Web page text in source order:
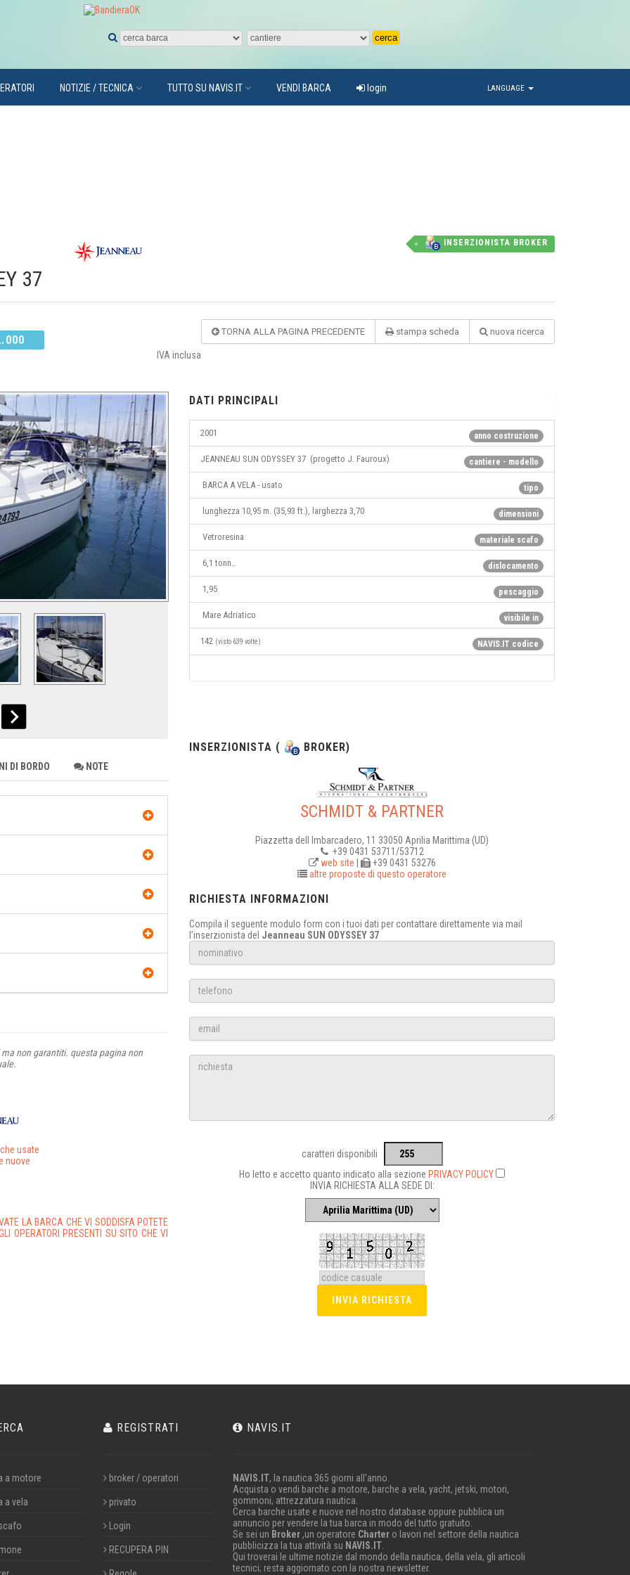
LANGUAGE
NOTIZIE / TECNICA TUTTO SU NAVIS.IT VENDI BARCA login
INSERZIONISTA BROKER
37
TORNA ALLA PAGINA PRECEDENTE stampa scheda nuova ricerca
IVA inclusa
DATI PRINCIPALI
anno costruzione
2001
cantiere - modello
JEANNEAU SUN ODYSSEY 37 (progetto J. Fauroux)
tipo
BARCA A VELA - usato
dimensioni
lunghezza 10,95 m. (35,93 ft.), larghezza 3,70
materiale scafo
Vetroresina
dislocamento
6,1 tonn..
pescaggio
1,95
visibile in
Mare Adriatico
NAVIS.IT codice
142 (visto 639 volte)
DI BORDO NOTE
non garantiti. questa pagina non
usate
nuove
LA BARCA CHE VI SODDISFA POTETE
OPERATORI PRESENTI SU SITO CHE VI
INSERZIONISTA ( BROKER)
SCHMIDT & PARTNER
Piazzetta dell Imbarcadero, 11 33050 Aprilia Marittima (UD)
+39 0431 53711/53712
web site
+39 0431 53276
altre proposte di questo operatore
RICHIESTA INFORMAZIONI
Compila il seguente modulo form con i tuoi dati per contattare direttamente via mail
l'inserzionista del Jeanneau SUN ODYSSEY 37
caratteri disponibili
Ho letto e accetto quanto indicato alla sezione PRIVACY POLICY
INVIA RICHIESTA ALLA SEDE DI:
a motore
a vela
REGISTRATI
broker / operatori
privato
Login
RECUPERA PIN
NAVIS.IT
NAVIS.IT, la nautica 365 giorni all'anno.
Acquista o vendi barche a motore, barche a vela, yacht, jetski, motori,
gommoni, attrezzatura nautica.
Cerca barche usate e nuove nel nostro database oppure pubblica un
annuncio per vendere la tua barca in modo del tutto gratuito.
Se sei un Broker ,un operatore Chartero lavori nel settore della nautica
pubblicizza la tua attività su NAVIS.IT.
Qui troverai le ultime notizie dal mondo della nautica, della vela, gli articoli
tecnici; resta aggiornato con la nostra newsletter.